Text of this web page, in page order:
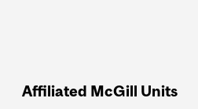
Affiliated McGill Units